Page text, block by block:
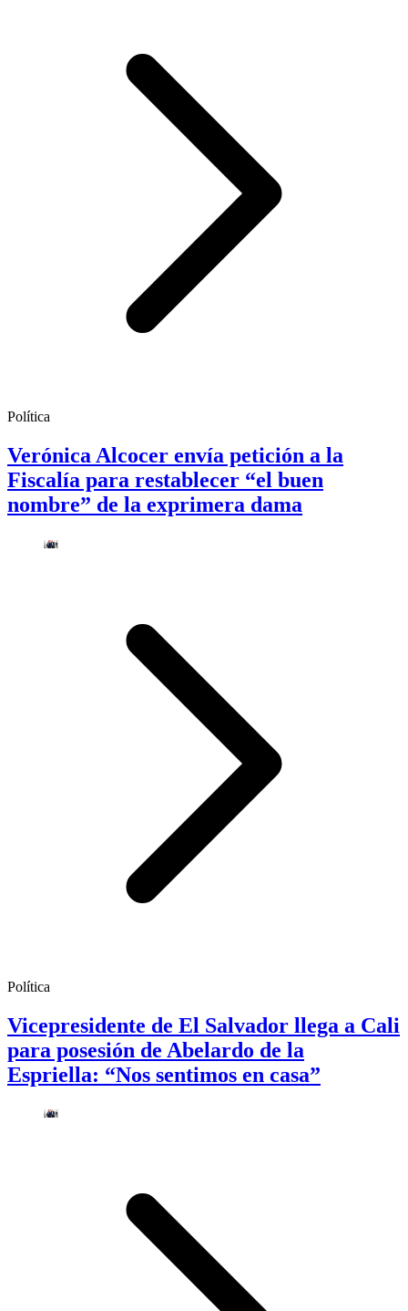
Política
Verónica Alcocer envía petición a la
Fiscalía para restablecer “el buen
nombre” de la exprimera dama
Política
Vicepresidente de El Salvador llega a Cali
para posesión de Abelardo de la
Espriella: “Nos sentimos en casa”